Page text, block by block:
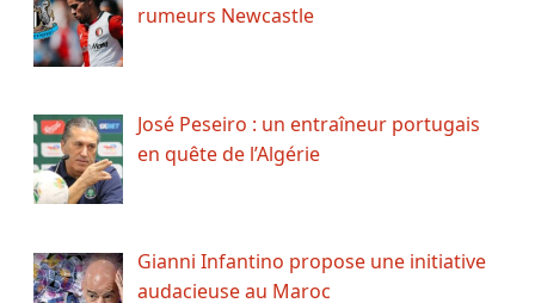
rumeurs Newcastle
José Peseiro : un entraîneur portugais
en quête de l’Algérie
Gianni Infantino propose une initiative
audacieuse au Maroc